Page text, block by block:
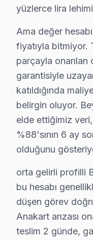
• LED backlight
• Kapasitör
• T-Con kartı
• Panel (ekran)
• Anakart tamiri/
• Yazılım
Beylikdüzü fiyat
• Beylikdüzü'de
• Beylikdüzü
• Beylikdüzü'de
• Taksit seçeneği
Not: Beylikdüzü'de
Beylikdüzü'da
Telefunken TV Servis
yüzlerce lira
Ama değer
fiyatıyla bitmiyor.
parçayla onarılan
garantisiyle
katıldığında
belirgin oluyor.
elde ettiğimiz veri,
%88'sının 6 ay
olduğunu
orta gelirli profilli
bu hesabı
düşen görev
Anakart arızası
teslim 2 günde,